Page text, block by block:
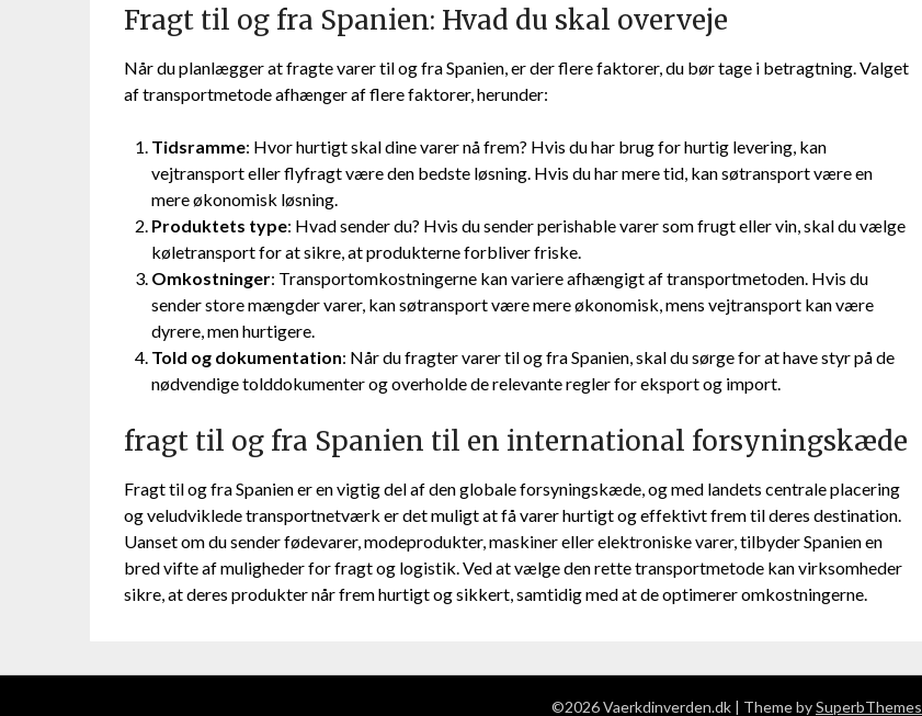
Fragt til og fra Spanien: Hvad du skal overveje
Når du planlægger at fragte varer til og fra Spanien, er der flere faktorer, du bør tage i betragtning. Valget
af transportmetode afhænger af flere faktorer, herunder:
Tidsramme: Hvor hurtigt skal dine varer nå frem? Hvis du har brug for hurtig levering, kan
vejtransport eller flyfragt være den bedste løsning. Hvis du har mere tid, kan søtransport være en
mere økonomisk løsning.
Produktets type: Hvad sender du? Hvis du sender perishable varer som frugt eller vin, skal du vælge
køletransport for at sikre, at produkterne forbliver friske.
Omkostninger: Transportomkostningerne kan variere afhængigt af transportmetoden. Hvis du
sender store mængder varer, kan søtransport være mere økonomisk, mens vejtransport kan være
dyrere, men hurtigere.
Told og dokumentation: Når du fragter varer til og fra Spanien, skal du sørge for at have styr på de
nødvendige tolddokumenter og overholde de relevante regler for eksport og import.
fragt til og fra Spanien til en international forsyningskæde
Fragt til og fra Spanien er en vigtig del af den globale forsyningskæde, og med landets centrale placering
og veludviklede transportnetværk er det muligt at få varer hurtigt og effektivt frem til deres destination.
Uanset om du sender fødevarer, modeprodukter, maskiner eller elektroniske varer, tilbyder Spanien en
bred vifte af muligheder for fragt og logistik. Ved at vælge den rette transportmetode kan virksomheder
sikre, at deres produkter når frem hurtigt og sikkert, samtidig med at de optimerer omkostningerne.
©2026 Vaerkdinverden.dk | Theme bySuperbThemes